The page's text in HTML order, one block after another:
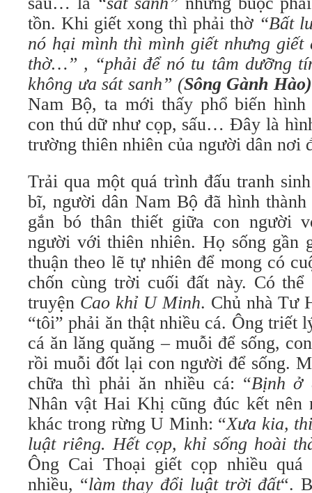
tồn. Khi giết xong thì phải thờ “Bất
nó hại mình thì mình giết nhưng
thờ…” , “phải để nó tu tâm dưỡng
không ưa sát sanh” (Sông Gành Hào)
Nam Bộ, ta mới thấy phổ biến
con thú dữ như cọp, sấu… Đây là
trường thiên nhiên của người dân nơi
Trải qua một quá trình đấu tranh
bĩ, người dân Nam Bộ đã hình
gắn bó thân thiết giữa con người
người với thiên nhiên. Họ sống gần
thuận theo lẽ tự nhiên để mong có
chốn cùng trời cuối đất này. Có
truyện Cao khỉ U Minh. Chủ nhà Tư
“tôi” phải ăn thật nhiều cá. Ông triết
cá ăn lăng quăng – muỗi để sống,
rồi muỗi đốt lại con người để sống.
chữa thì phải ăn nhiều cá: “Bịnh ở
Nhân vật Hai Khị cũng đúc kết nên
khác trong rừng U Minh: “Xưa kia,
luật riêng. Hết cọp, khỉ sống hoài
Ông Cai Thoại giết cọp nhiều
nhiều, “làm thay đổi luật trời đất“.